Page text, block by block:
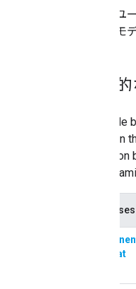
特定のユ
ットのモ
一般